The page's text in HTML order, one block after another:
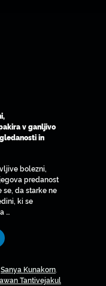
v ganljivo
in
bolezni,
predanost
se, da starke ne
ki se
…
Sanya Kunakorn
Tantivejakul